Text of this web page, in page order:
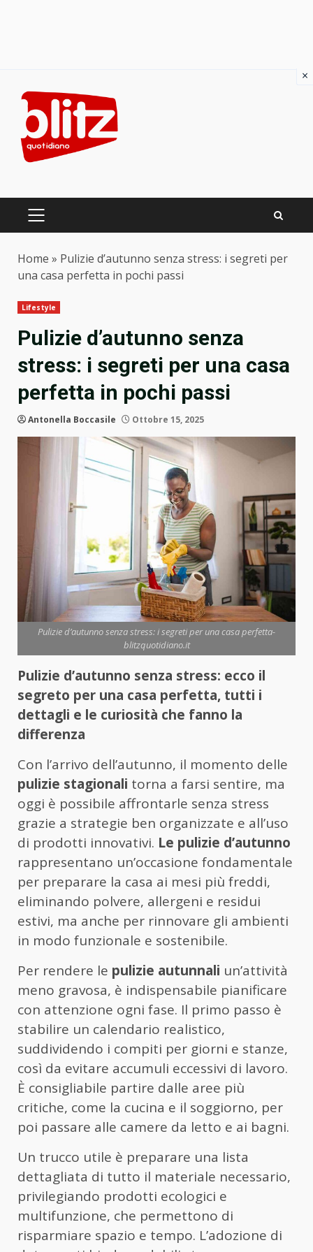
content
PRIMARY
Home » Pulizie d’autunno senza stress: i segreti per
una casa perfetta in pochi passi
Lifestyle
Pulizie d’autunno senza
stress: i segreti per una casa
perfetta in pochi passi
Antonella Boccasile Ottobre 15, 2025
Pulizie d’autunno senza stress: i segreti per una casa perfetta-
blitzquotidiano.it
Pulizie d’autunno senza stress: ecco il
segreto per una casa perfetta, tutti i
dettagli e le curiosità che fanno la
differenza
Con l’arrivo dell’autunno, il momento delle
pulizie stagionali torna a farsi sentire, ma
oggi è possibile affrontarle senza stress
grazie a strategie ben organizzate e all’uso
di prodotti innovativi. Le pulizie d’autunno
rappresentano un’occasione fondamentale
per preparare la casa ai mesi più freddi,
eliminando polvere, allergeni e residui
estivi, ma anche per rinnovare gli ambienti
in modo funzionale e sostenibile.
Per rendere le pulizie autunnali un’attività
meno gravosa, è indispensabile pianificare
con attenzione ogni fase. Il primo passo è
stabilire un calendario realistico,
suddividendo i compiti per giorni e stanze,
così da evitare accumuli eccessivi di lavoro.
È consigliabile partire dalle aree più
critiche, come la cucina e il soggiorno, per
poi passare alle camere da letto e ai bagni.
Un trucco utile è preparare una lista
dettagliata di tutto il materiale necessario,
privilegiando prodotti ecologici e
multifunzione, che permettono di
risparmiare spazio e tempo. L’adozione di
×